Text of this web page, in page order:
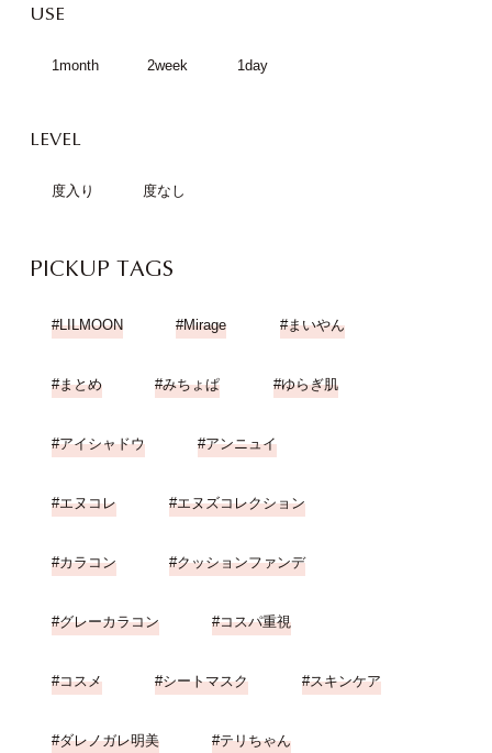
USE
1month 2week 1day
LEVEL
度入り 度なし
PICKUP TAGS
LILMOON Mirage まいやん
まとめ みちょぱ ゆらぎ肌
アイシャドウ アンニュイ
エヌコレ エヌズコレクション
カラコン クッションファンデ
グレーカラコン コスパ重視
コスメ シートマスク スキンケア
ダレノガレ明美 テリちゃん